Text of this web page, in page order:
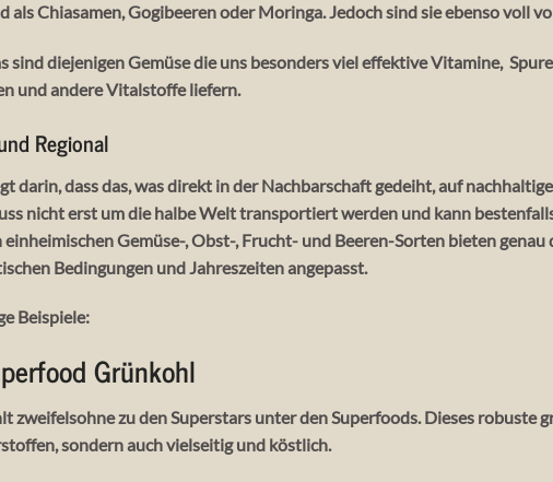
als Chiasamen, Gogibeeren oder Moringa. Jedoch sind sie ebenso voll
sind diejenigen Gemüse die uns besonders viel effektive Vitamine,
und andere Vitalstoffe liefern.
Regional
darin, dass das, was direkt in der Nachbarschaft gedeiht, auf
nicht erst um die halbe Welt transportiert werden und kann
Gemüse-, Obst-, Frucht- und Beeren-Sorten bieten genau
Bedingungen und Jahreszeiten angepasst.
Beispiele:
Grünkohl
zweifelsohne zu den Superstars unter den Superfoods. Dieses robuste
sondern auch vielseitig und köstlich.